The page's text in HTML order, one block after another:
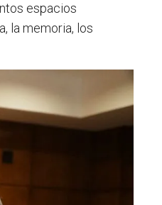
espacios
la memoria, los